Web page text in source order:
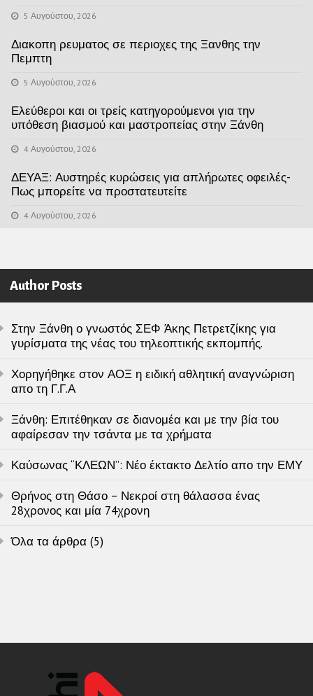
5 Αυγούστου, 2026
Διακοπη ρευματος σε περιοχες της Ξανθης την
Πεμπτη
5 Αυγούστου, 2026
Ελεύθεροι και οι τρείς κατηγορούμενοι για την
υπόθεση βιασμού και μαστροπείας στην Ξάνθη
4 Αυγούστου, 2026
ΔΕΥΑΞ: Αυστηρές κυρώσεις για απλήρωτες οφειλές-
Πως μπορείτε να προστατευτείτε
4 Αυγούστου, 2026
Author Posts
Στην Ξάνθη ο γνωστός ΣΕΦ Άκης Πετρετζίκης για
γυρίσματα της νέας του τηλεοπτικής εκπομπής.
Χορηγήθηκε στον ΑΟΞ η ειδική αθλητική αναγνώριση
απο τη Γ.Γ.Α
Ξάνθη: Επιτέθηκαν σε διανομέα και με την βία του
αφαίρεσαν την τσάντα με τα χρήματα
Καύσωνας “ΚΛΕΩΝ”: Νέο έκτακτο Δελτίο απο την ΕΜΥ
Θρήνος στη Θάσο – Νεκροί στη θάλασσα ένας
28χρονος και μία 74χρονη
Όλα τα άρθρα (5)